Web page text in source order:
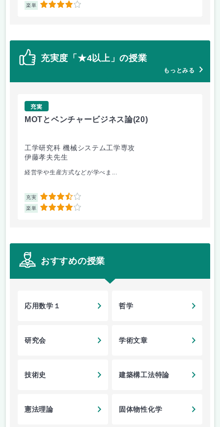
楽単 4
充実度「★4以上」の授業
もっとみる
充実
MOTとベンチャービジネス論(20)
工学研究科 機械システム工学専攻
伊藤孝夫先生
経営学や生産方式などが学べま...
充実 3.5
楽単 4
おすすめの授業
応用数学１ 哲学
研究会 学術文章
技術史 建築構工法特論
憲法理論 固体物性化学